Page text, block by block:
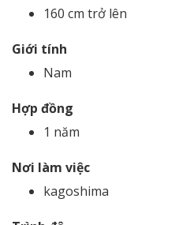
160 cm trở lên
Giới tính
Nam
Hợp đồng
1 năm
Nơi làm việc
kagoshima